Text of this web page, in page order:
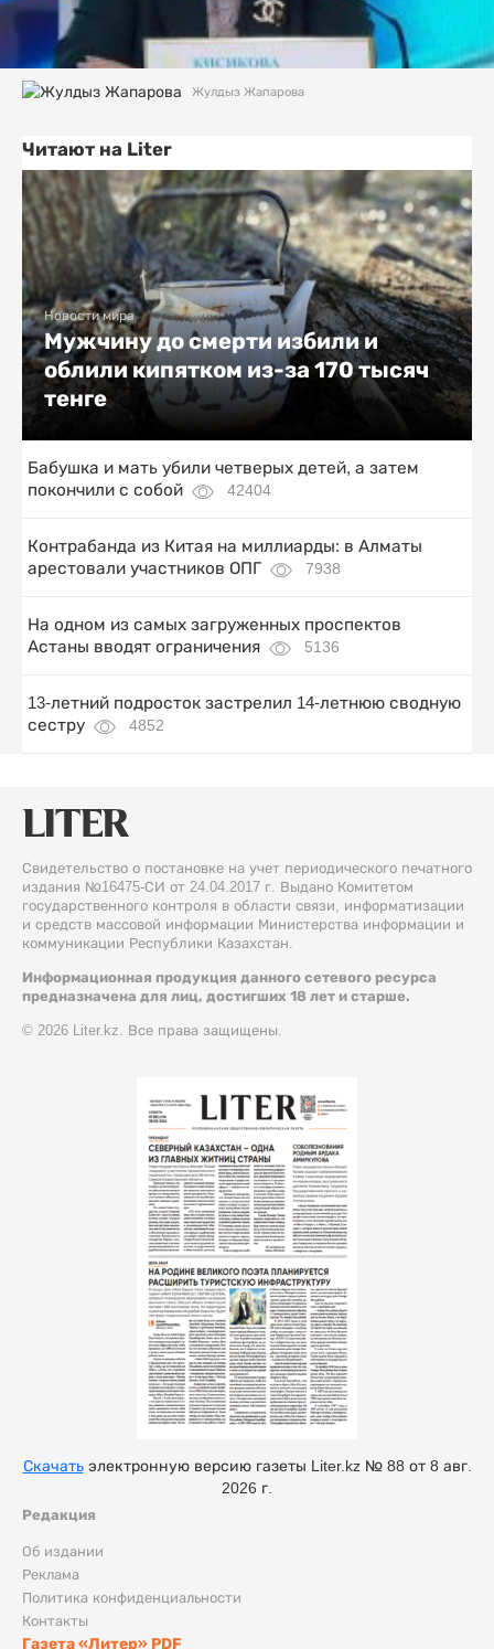
Жулдыз Жапарова
Читают на Liter
Новости мира
Мужчину до смерти избили и
облили кипятком из-за 170 тысяч
тенге
Бабушка и мать убили четверых детей, а затем
покончили с собой
42404
Контрабанда из Китая на миллиарды: в Алматы
арестовали участников ОПГ
7938
На одном из самых загруженных проспектов
Астаны вводят ограничения
5136
13-летний подросток застрелил 14-летнюю сводную
сестру
4852
Свидетельство о постановке на учет периодического печатного
издания №16475-СИ от 24.04.2017 г. Выдано Комитетом
государственного контроля в области связи, информатизации
и средств массовой информации Министерства информации и
коммуникации Республики Казахстан.
Информационная продукция данного сетевого ресурса
предназначена для лиц, достигших 18 лет и старше.
© 2026 Liter.kz. Все права защищены.
Редакция
Об издании
Реклама
Политика конфиденциальности
Контакты
Газета «Литер» PDF
Скачатьэлектронную версию газеты Liter.kz № 88 от 8 авг.
2026 г.